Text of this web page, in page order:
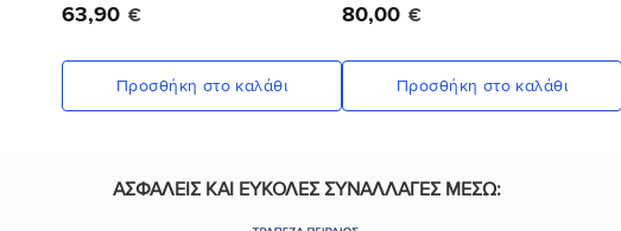
63,90 €
Προσθήκη στο καλάθι
80,00 €
Προσθήκη στο καλάθι
ΑΣΦΑΛΕΙΣ ΚΑΙ ΕΥΚΟΛΕΣ ΣΥΝΑΛΛΑΓΕΣ ΜΕΣΩ: